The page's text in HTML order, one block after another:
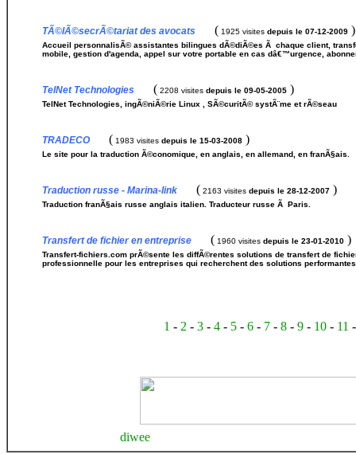
TÃ©lÃ©secrÃ©tariat des avocats ( 1925 visites depuis le 07-12-2009 )
Accueil personnalisÃ© assistantes bilingues dÃ©diÃ©es Ã chaque client,
mobile, gestion d'agenda, appel sur votre portable en cas dâ€™urgence,
TelNet Technologies ( 2208 visites depuis le 09-05-2005 )
TelNet Technologies, ingÃ©niÃ©rie Linux , SÃ©curitÃ© systÃ¨me et rÃ©seau
TRADECO ( 1983 visites depuis le 15-03-2008 )
Le site pour la traduction Ã©conomique, en anglais, en allemand, en franÃ§ais.
Traduction russe - Marina-link ( 2163 visites depuis le 28-12-2007 )
Traduction franÃ§ais russe anglais italien. Traducteur russe Ã Paris.
Transfert de fichier en entreprise ( 1960 visites depuis le 23-01-2010 )
Transfert-fichiers.com prÃ©sente les diffÃ©rentes solutions de transfert de
professionnelle pour les entreprises qui recherchent des solutions
1 - 2 -3 -4 - 5 -6 - 7 -8 -9 - 10 - 11
diwee